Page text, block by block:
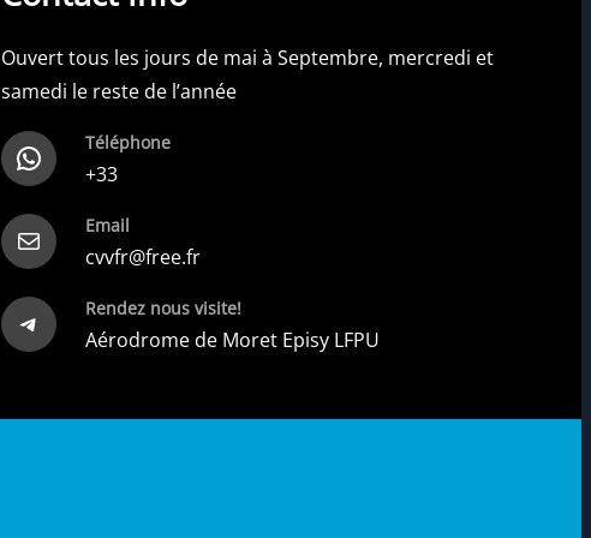
Ouvert tous les jours de mai à Septembre, mercredi et
samedi le reste de l’année
WhatsApp Téléphone
+33
Mail Email
cvvfr@free.fr
Telegram Rendez nous visite!
Aérodrome de Moret Episy LFPU